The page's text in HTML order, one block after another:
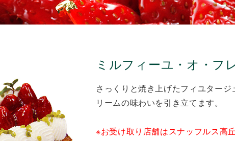
ミルフィーユ・オ・フ
さっくりと焼き上げたフィユター
リームの味わいを引き立てます。
※お受け取り店舗はスナッフルス高